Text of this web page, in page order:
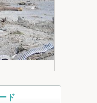
ド